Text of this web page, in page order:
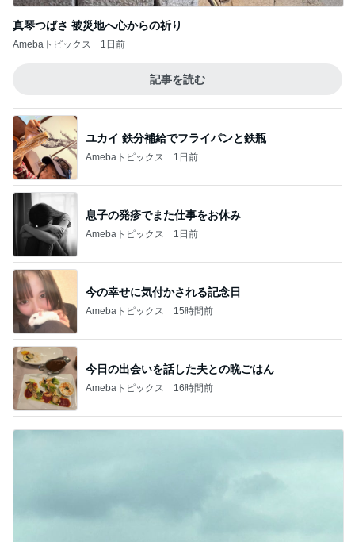
真琴つばさ 被災地へ心からの祈り
Amebaトピックス 1日前
記事を読む
ユカイ 鉄分補給でフライパンと鉄瓶
Amebaトピックス 1日前
息子の発疹でまた仕事をお休み
Amebaトピックス 1日前
今の幸せに気付かされる記念日
Amebaトピックス 15時間前
今日の出会いを話した夫との晩ごはん
Amebaトピックス 16時間前